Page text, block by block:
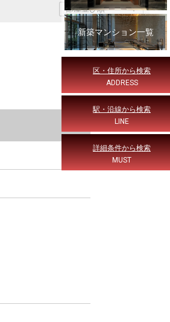
新築マンション一覧
区・住所から検索
ADDRESS
駅・沿線から検索
LINE
詳細条件から検索
MUST